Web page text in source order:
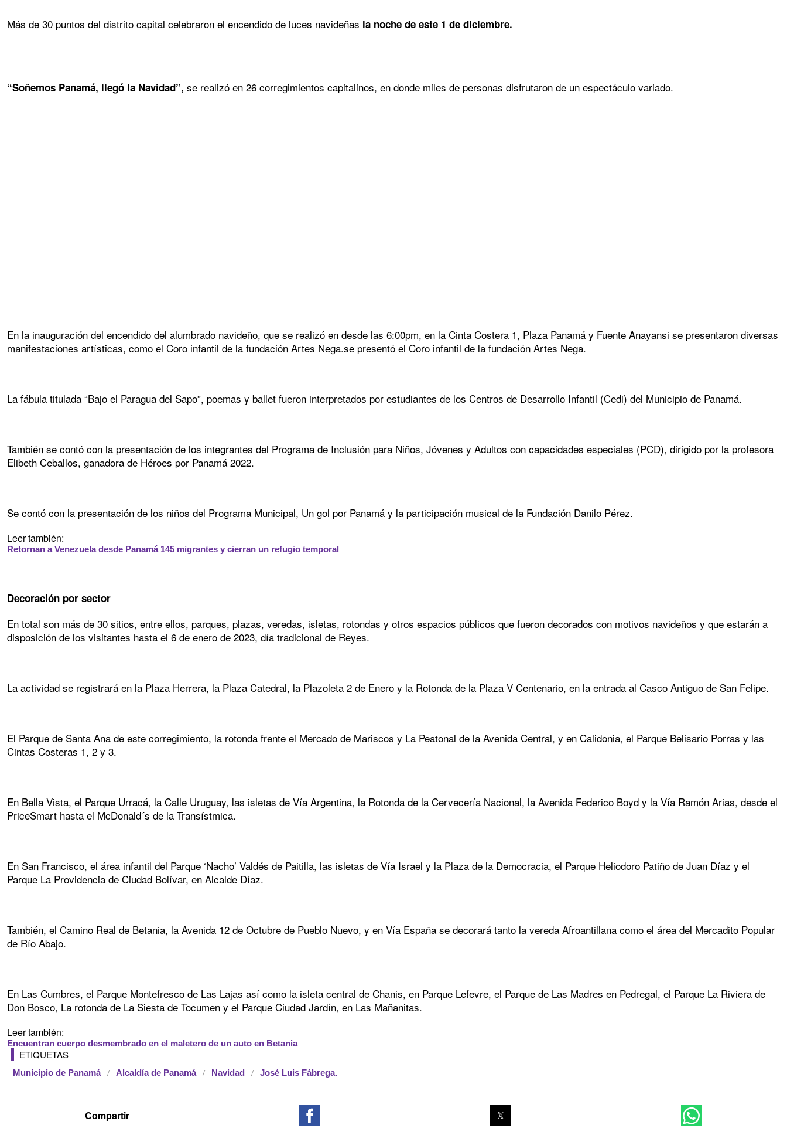
Más de 30 puntos del distrito capital celebraron el encendido de luces navideñas la noche de este 1 de diciembre.
“Soñemos Panamá, llegó la Navidad”, se realizó en 26 corregimientos capitalinos, en donde miles de personas disfrutaron de un espectáculo variado.
En la inauguración del encendido del alumbrado navideño, que se realizó en desde las 6:00pm, en la Cinta Costera 1, Plaza Panamá y Fuente Anayansi se presentaron diversas
manifestaciones artísticas, como el Coro infantil de la fundación Artes Nega.se presentó el Coro infantil de la fundación Artes Nega.
La fábula titulada “Bajo el Paragua del Sapo”, poemas y ballet fueron interpretados por estudiantes de los Centros de Desarrollo Infantil (Cedi) del Municipio de Panamá.
También se contó con la presentación de los integrantes del Programa de Inclusión para Niños, Jóvenes y Adultos con capacidades especiales (PCD), dirigido por la profesora
Elibeth Ceballos, ganadora de Héroes por Panamá 2022.
Se contó con la presentación de los niños del Programa Municipal, Un gol por Panamá y la participación musical de la Fundación Danilo Pérez.
Leer también:
Retornan a Venezuela desde Panamá 145 migrantes y cierran un refugio temporal
Decoración por sector
En total son más de 30 sitios, entre ellos, parques, plazas, veredas, isletas, rotondas y otros espacios públicos que fueron decorados con motivos navideños y que estarán a
disposición de los visitantes hasta el 6 de enero de 2023, día tradicional de Reyes.
La actividad se registrará en la Plaza Herrera, la Plaza Catedral, la Plazoleta 2 de Enero y la Rotonda de la Plaza V Centenario, en la entrada al Casco Antiguo de San Felipe.
El Parque de Santa Ana de este corregimiento, la rotonda frente el Mercado de Mariscos y La Peatonal de la Avenida Central, y en Calidonia, el Parque Belisario Porras y las
Cintas Costeras 1, 2 y 3.
En Bella Vista, el Parque Urracá, la Calle Uruguay, las isletas de Vía Argentina, la Rotonda de la Cervecería Nacional, la Avenida Federico Boyd y la Vía Ramón Arias, desde el
PriceSmart hasta el McDonald´s de la Transístmica.
En San Francisco, el área infantil del Parque ‘Nacho’ Valdés de Paitilla, las isletas de Vía Israel y la Plaza de la Democracia, el Parque Heliodoro Patiño de Juan Díaz y el
Parque La Providencia de Ciudad Bolívar, en Alcalde Díaz.
También, el Camino Real de Betania, la Avenida 12 de Octubre de Pueblo Nuevo, y en Vía España se decorará tanto la vereda Afroantillana como el área del Mercadito Popular
de Río Abajo.
En Las Cumbres, el Parque Montefresco de Las Lajas así como la isleta central de Chanis, en Parque Lefevre, el Parque de Las Madres en Pedregal, el Parque La Riviera de
Don Bosco, La rotonda de La Siesta de Tocumen y el Parque Ciudad Jardín, en Las Mañanitas.
Leer también:
Encuentran cuerpo desmembrado en el maletero de un auto en Betania
ETIQUETAS
Municipio de Panamá Alcaldía de Panamá Navidad José Luis Fábrega.